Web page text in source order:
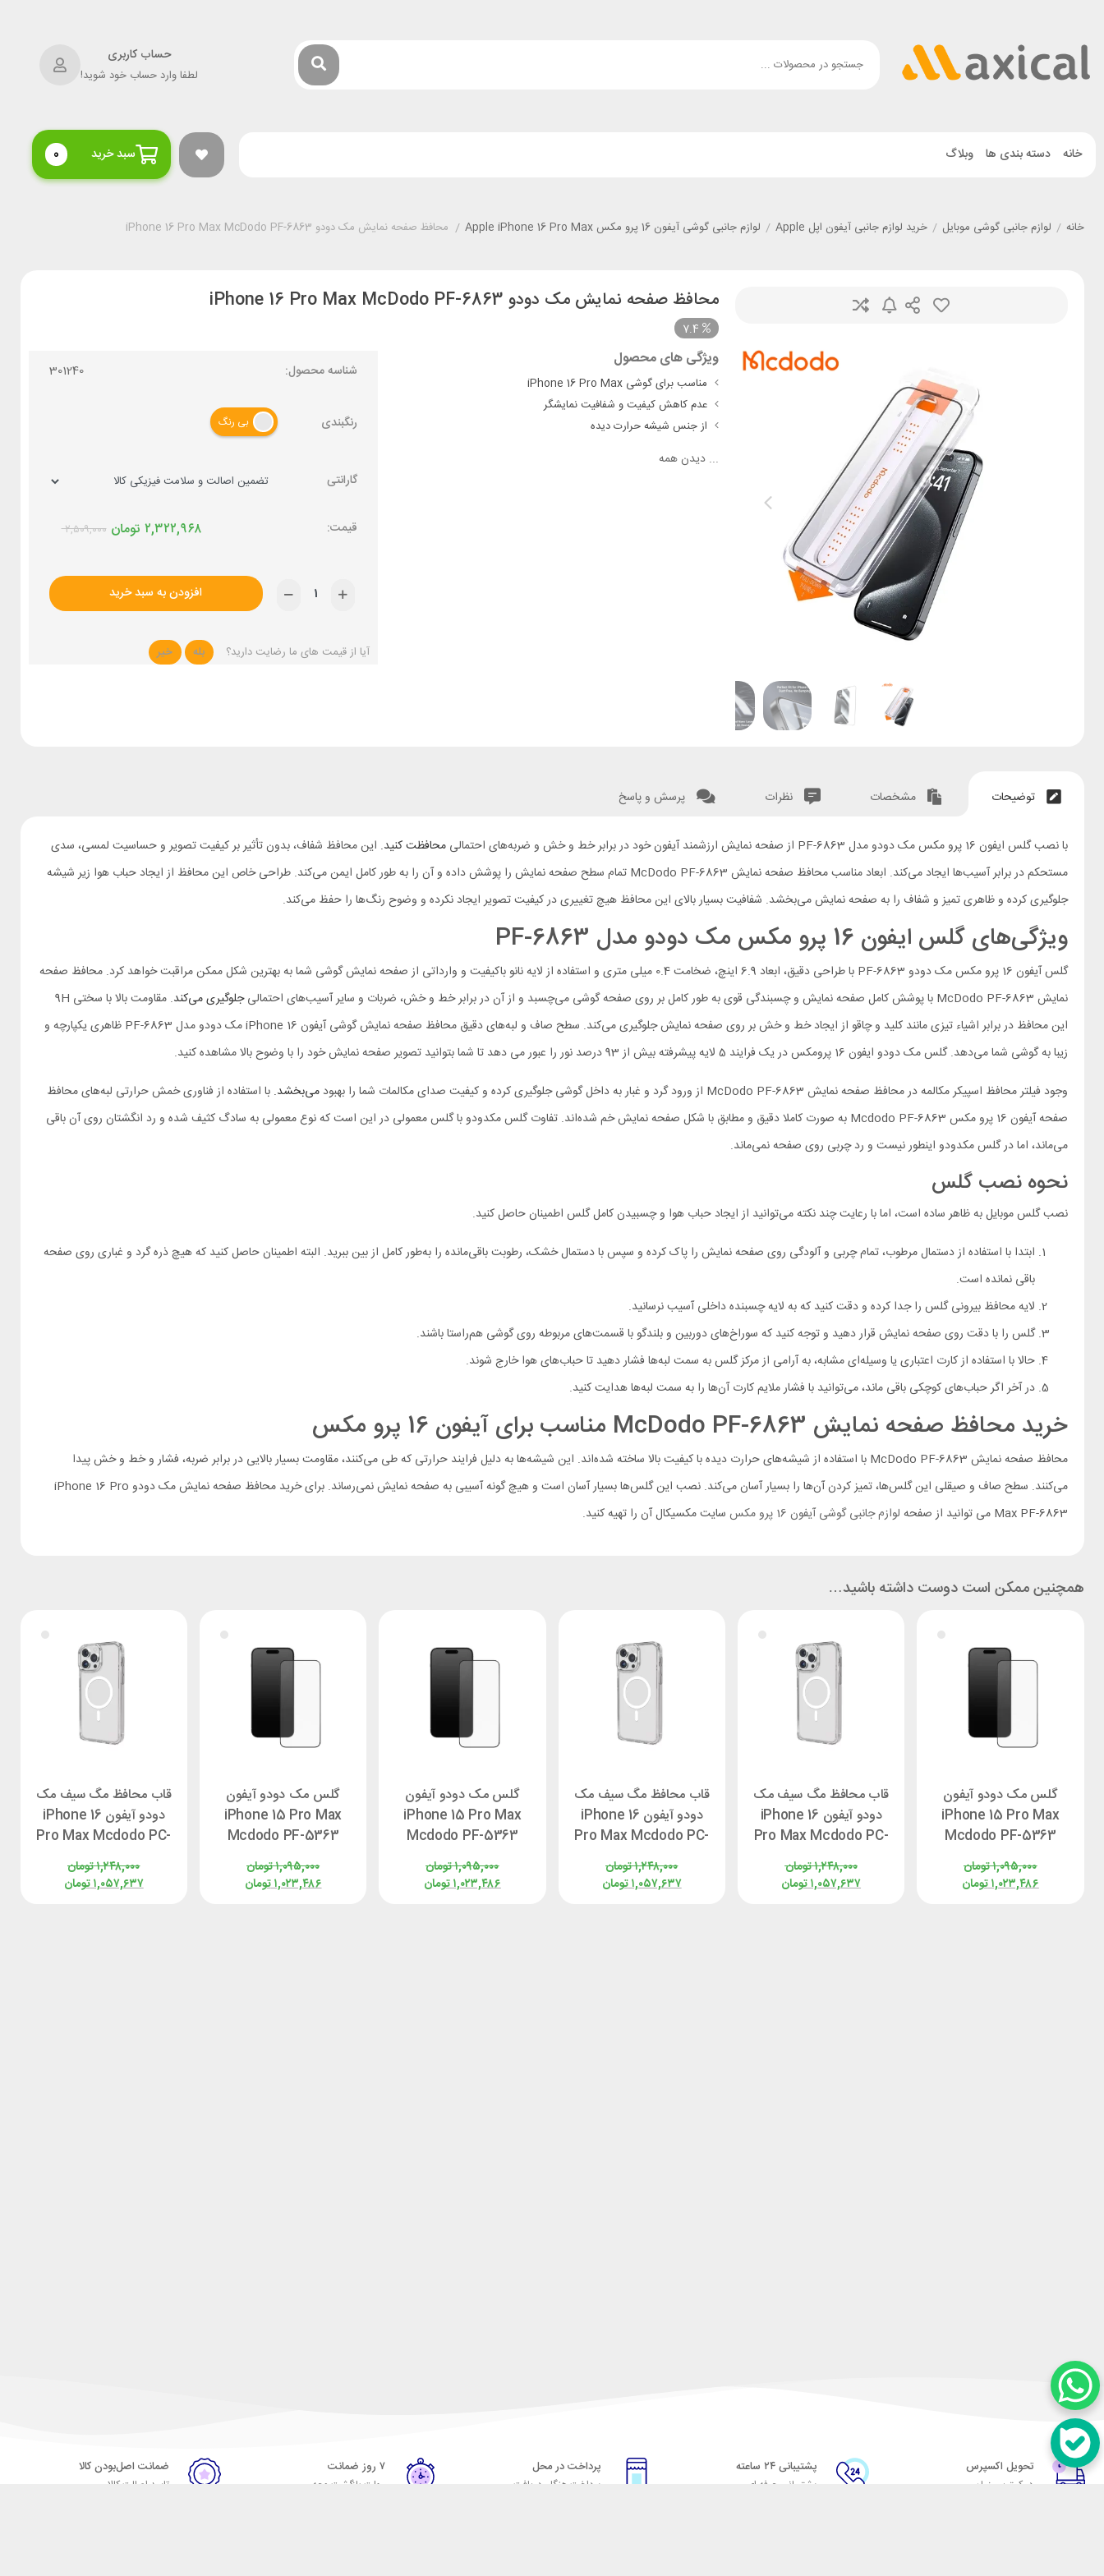
حساب کاربری
لطفا وارد حساب خود شوید!
خانه دسته بندی ها وبلاگ سبد خرید 0
خانه / لوازم جانبی گوشی موبایل / خرید لوازم جانبی آیفون اپل Apple / لوازم جانبی گوشی آیفون 16 پرو مکس Apple iPhone 16 Pro Max / محافظ صفحه نمایش مک دودو iPhone 16 Pro Max McDodo PF-6863
محافظ صفحه نمایش مک دودو iPhone 16 Pro Max McDodo PF-6863
7.4
ویژگی های محصول
مناسب برای گوشی iPhone 16 Pro Max
عدم کاهش کیفیت و شفافیت نمایشگر
از جنس شیشه حرارت دیده
...دیدن همه
شناسه محصول: 301240
رنگبندی بی رنگ
گارانتی
۲,۵۰۹,۰۰۰ تومان ۲,۳۲۲,۹۶۸
افزودن به سبد خرید
آیا از قیمت های ما رضایت دارید؟ بله خیر
توضیحات مشخصات نظرات پرسش و پاسخ
با نصب گلس ایفون 16 پرو مکس مک دودو مدل PF-6863 از صفحه نمایش ارزشمند آیفون خود در برابر خط و خش و ضربه‌های احتمالی محافظت کنید. این محافظ شفاف، بدون تأثیر بر کیفیت تصویر و حساسیت لمسی، سدی
مستحکم در برابر آسیب‌ها ایجاد می‌کند. ابعاد مناسب محافظ صفحه نمایش McDodo PF-6863 تمام سطح صفحه نمایش را پوشش داده و آن را به طور کامل ایمن می‌کند. طراحی خاص این محافظ از ایجاد حباب هوا زیر شیشه
جلوگیری کرده و ظاهری تمیز و شفاف را به صفحه نمایش می‌بخشد. شفافیت بسیار بالای این محافظ هیچ تغییری در کیفیت تصویر ایجاد نکرده و وضوح رنگ‌ها را حفظ می‌کند.
ویژگی‌های گلس ایفون 16 پرو مکس مک دودو مدل PF-6863
گلس آیفون 16 پرو مکس مک دودو PF-6863 با طراحی دقیق، ابعاد 6.9 اینچ، ضخامت 0.4 میلی متری و استفاده از لایه نانو باکیفیت و وارداتی از صفحه نمایش گوشی شما به بهترین شکل ممکن مراقبت خواهد کرد. محافظ صفحه
نمایش McDodo PF-6863 با پوشش کامل صفحه نمایش و چسبندگی قوی به طور کامل بر روی صفحه گوشی می‌چسبد و از آن در برابر خط و خش، ضربات و سایر آسیب‌های احتمالی
جلوگیری می‌کند
. مقاومت بالا با سختی 9H
این محافظ در برابر اشیاء تیزی مانند کلید و چاقو از ایجاد خط و خش بر روی صفحه نمایش جلوگیری می‌کند. سطح صاف و لبه‌های دقیق محافظ صفحه نمایش گوشی آیفون iPhone 16 مک دودو مدل PF-6863 ظاهری یکپارچه و
زیبا به گوشی شما می‌دهد. گلس مک دودو ایفون 16 پرومکس در یک فرایند 5 لایه پیشرفته بیش از 93 درصد نور را عبور می دهد تا شما بتوانید تصویر صفحه نمایش خود را با وضوح بالا مشاهده کنید.
وجود فیلتر محافظ اسپیکر مکالمه در محافظ صفحه نمایش McDodo PF-6863 از ورود گرد و غبار به داخل گوشی جلوگیری کرده و کیفیت صدای مکالمات شما را بهبود
می‌بخشد. با استفاده از فناوری خمش حرارتی لبه‌های محافظ
صفحه آیفون 16 پرو مکس Mcdodo PF-6863 به صورت کاملا دقیق و مطابق با شکل صفحه نمایش خم شده‌اند. تفاوت گلس مکدودو با گلس معمولی در این است که نوع معمولی به سادگ کثیف شده و رد انگشتان روی آن باقی
می‌ماند، اما در گلس مکدودو اینطور نیست و رد چربی روی صفحه نمی‌ماند.
نحوه نصب گلس
نصب گلس موبایل به ظاهر ساده است، اما با رعایت چند نکته می‌توانید از ایجاد حباب هوا و چسبیدن کامل گلس اطمینان حاصل کنید.
ابتدا با استفاده از دستمال مرطوب، تمام چربی و آلودگی روی صفحه نمایش را پاک کرده و سپس با دستمال خشک، رطوبت باقی‌مانده را به‌طور کامل از بین ببرید. البته اطمینان حاصل کنید که هیچ ذره گرد و غباری روی صفحه
باقی نمانده است.
لایه محافظ بیرونی گلس را جدا کرده و دقت کنید که به لایه چسبنده داخلی آسیب نرسانید.
گلس را با دقت روی صفحه نمایش قرار دهید و توجه کنید که سوراخ‌های دوربین و بلندگو با قسمت‌های مربوطه روی گوشی هم‌راستا باشند.
حالا با استفاده از کارت اعتباری یا وسیله‌ای مشابه، به آرامی از مرکز گلس به سمت لبه‌ها فشار دهید تا حباب‌های هوا خارج شوند.
در آخر اگر حباب‌های کوچکی باقی ماند، می‌توانید با فشار ملایم کارت آن‌ها را به سمت لبه‌ها هدایت کنید.
خرید محافظ صفحه نمایش McDodo PF-6863 مناسب برای آیفون 16 پرو مکس
محافظ صفحه نمایش McDodo PF-6863 با استفاده از شیشه‌های حرارت دیده با کیفیت بالا ساخته شده‌اند. این شیشه‌ها به دلیل فرایند حرارتی که طی می‌کنند، مقاومت بسیار بالایی در برابر ضربه، فشار و خط و خش پیدا
می‌کنند. سطح صاف و صیقلی این گلس‌ها، تمیز کردن آن‌ها را بسیار آسان می‌کند. نصب این گلس‌ها بسیار آسان است و هیچ گونه آسیبی به صفحه نمایش نمی‌رساند. برای خرید محافظ صفحه نمایش مک دودو iPhone 16 Pro
Max PF-6863 می توانید از صفحه
لوازم جانبی گوشی آیفون 16 پرو مکس سایت مکسیکال آن را تهیه کنید.
همچنین ممکن است دوست داشته باشید…
گلس مک دودو آیفون
iPhone 15 Pro Max
Mcdodo PF-5363
تومان۱,۰۹۵,۰۰۰
تومان۱,۰۲۳,۴۸۶
قاب محافظ مگ سیف مک
دودو آیفون iPhone 16
Pro Max Mcdodo PC-
4923تومان۱,۲۴۸,۰۰۰
تومان۱,۰۵۷,۶۳۷
قاب محافظ مگ سیف مک
دودو آیفون iPhone 16
Pro Max Mcdodo PC-
4923تومان۱,۲۴۸,۰۰۰
تومان۱,۰۵۷,۶۳۷
گلس مک دودو آیفون
iPhone 15 Pro Max
Mcdodo PF-5363
تومان۱,۰۹۵,۰۰۰
تومان۱,۰۲۳,۴۸۶
گلس مک دودو آیفون
iPhone 15 Pro Max
Mcdodo PF-5363
تومان۱,۰۹۵,۰۰۰
تومان۱,۰۲۳,۴۸۶
قاب محافظ مگ سیف مک
دودو آیفون iPhone 16
Pro Max Mcdodo PC-
4923تومان۱,۲۴۸,۰۰۰
تومان۱,۰۵۷,۶۳۷
تحویل اکسپرس
در کمترین زمان
پشتیبانی ۲۴ ساعته
پشتیبانی حرفه ای
پرداخت در محل
پرداخت هنگام دریافت
۷ روز ضمانت
مهلت بازگشت وجه
ضمانت اصل‌بودن کالا
تایید اصالت کالا